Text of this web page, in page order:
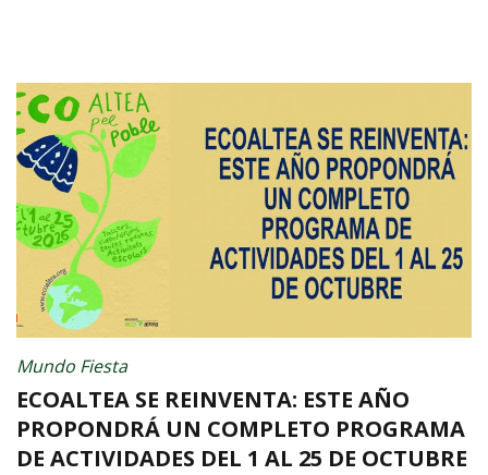
Mundo Fiesta
ECOALTEA SE REINVENTA: ESTE AÑO
PROPONDRÁ UN COMPLETO PROGRAMA
DE ACTIVIDADES DEL 1 AL 25 DE OCTUBRE